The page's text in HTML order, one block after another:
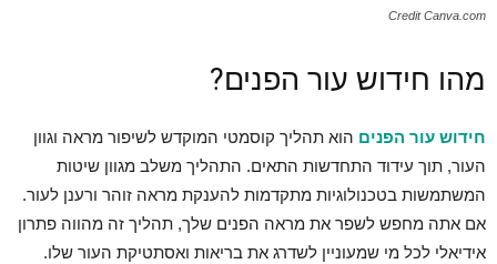
Credit Canva.com
מהו חידוש עור הפנים?
חידוש עור הפנים הוא תהליך קוסמטי המוקדש לשיפור מראה וגוון
העור, תוך עידוד התחדשות התאים. התהליך משלב מגוון שיטות
המשתמשות בטכנולוגיות מתקדמות להענקת מראה זוהר ורענן לעור.
אם אתה מחפש לשפר את מראה הפנים שלך, תהליך זה מהווה פתרון
אידיאלי לכל מי שמעוניין לשדרג את בריאות ואסתטיקת העור שלו.